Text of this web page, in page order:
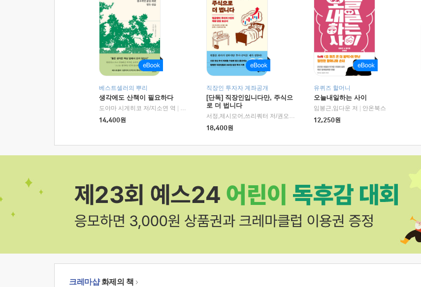
베스트셀러의 뿌리
생각에도 산책이 필요하다
도야마 시게히코 저/지소연 역
알에이치코리아(RHK)
14,400원
직장인 투자자 계좌공개
[단독] 직장인입니다만, 주식으
로 더 법니다
서정,제시모어,쓰리쿼터 저/권오태,시그널리포트 편
18,400원
유퀴즈 할머니
오늘내일하는 사이
임봉근,임다운 저
안온북스
12,250원
크레마샵화제의 책